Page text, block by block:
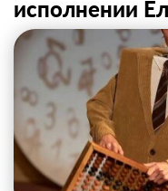
исполнении